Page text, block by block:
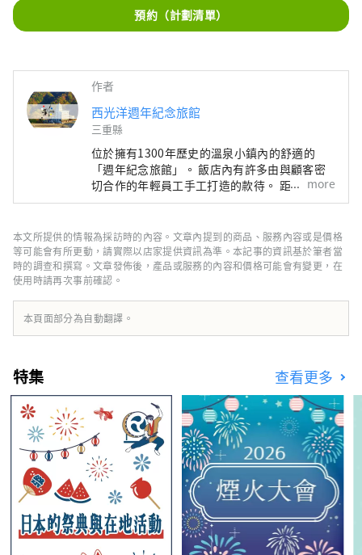
預約（計劃清單）
作者
西光洋週年紀念旅館
三重縣
位於擁有1300年歷史的溫泉小鎮內的舒適的
「週年紀念旅館」。 飯店內有許多由與顧客密
切合作的年輕員工手工打造的款待。 距離名古
屋市區約 60 分鐘車程，距離長島度假村柳花之
當地生產和當地消費的食材製作的色彩繽紛、充
滿活力的菜餚也充滿魅力！ 溫泉旅館歡迎兒童
入住，活動豐富，吸引了許多帶小孩的回頭客。
more
本文所提供的情報為採訪時的內容。文章內提到的商品、服務內容或是價格
等可能會有所更動，請實際以店家提供資訊為準。本記事的資訊基於筆者當
時的調查和撰寫。文章發佈後，產品或服務的內容和價格可能會有變更，在
使用時請再次事前確認。
本頁面部分為自動翻譯。
特集 查看更多